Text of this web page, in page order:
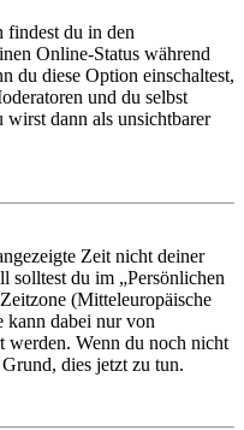
findest du in den
Online-Status während
du diese Option einschaltest,
und du selbst
wirst dann als unsichtbarer
Zeit nicht deiner
solltest du im „Persönlichen
(Mitteleuropäische
kann dabei nur von
werden. Wenn du noch nicht
dies jetzt zu tun.